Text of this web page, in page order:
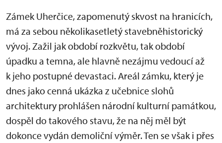
Zámek Uherčice, zapomenutý skvost na hranicích,
má za sebou několikasetletý stavebněhistorický
vývoj. Zažil jak období rozkvětu, tak období
úpadku a temna, ale hlavně nezájmu vedoucí až
k jeho postupné devastaci. Areál zámku, který je
dnes jako cenná ukázka z učebnice slohů
architektury prohlášen národní kulturní památkou,
dospěl do takového stavu, že na něj měl být
dokonce vydán demoliční výměr. Ten se však i přes